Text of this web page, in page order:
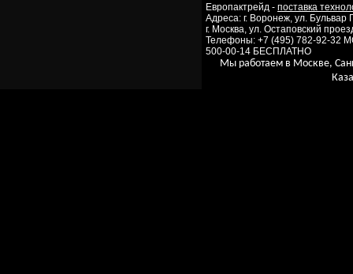
Европактрейд - поставка
Адреса: г. Воронеж, ул.
г. Москва, ул. Остаповский
Телефоны: +7 (495) 782-92-32
500-00-14 БЕСПЛАТНО
Мы работаем в Москве,